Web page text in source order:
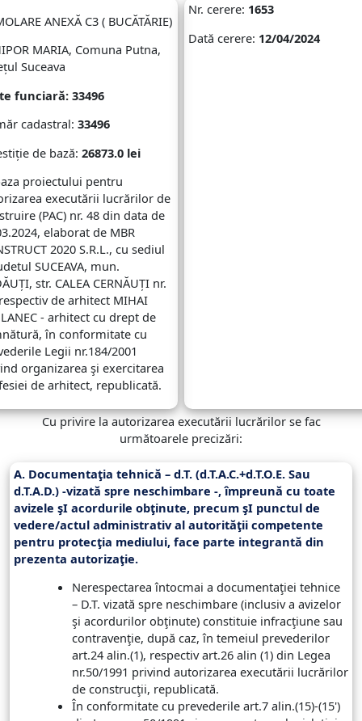
ANEXĂ C3 ( BUCĂTĂRIE)
MARIA, Comuna Putna,
Suceava
funciară: 33496
cadastral: 33496
de bază: 26873.0 lei
proiectului pentru
executării lucrărilor de
(PAC) nr. 48 din data de
elaborat de MBR
2020 S.R.L., cu sediul
SUCEAVA, mun.
str. CALEA CERNĂUȚI nr.
de arhitect MIHAI
- arhitect cu drept de
în conformitate cu
Legii nr.184/2001
organizarea şi exercitarea
de arhitect, republicată.
Nr. cerere: 1653
Dată cerere: 12/04/2024
Cu privire la autorizarea executării lucrărilor se fac
următoarele precizări:
A. Documentaţia tehnică – d.T. (d.T.A.C.+d.T.O.E. Sau
d.T.A.D.) -vizată spre neschimbare -, împreună cu toate
avizele şI acordurile obţinute, precum şI punctul de
vedere/actul administrativ al autorităţii competente
pentru protecţia mediului, face parte integrantă din
prezenta autorizaţie.
Nerespectarea întocmai a documentaţiei tehnice
– D.T. vizată spre neschimbare (inclusiv a avizelor
şi acordurilor obţinute) constituie infracţiune sau
contravenţie, după caz, în temeiul prevederilor
art.24 alin.(1), respectiv art.26 alin (1) din Legea
nr.50/1991 privind autorizarea executării lucrărilor
de construcţii, republicată.
În conformitate cu prevederile art.7 alin.(15)-(15')